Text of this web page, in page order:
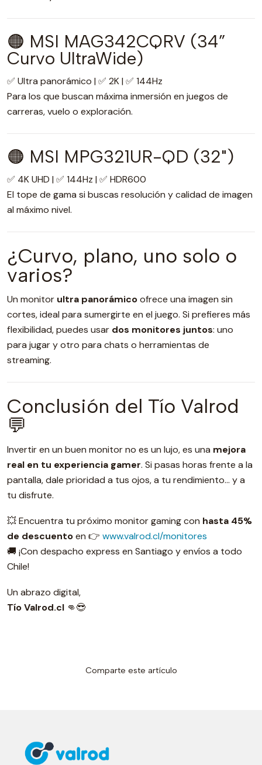
🟠 MSI MAG342CQRV (34”
Curvo UltraWide)
✅ Ultra panorámico | ✅ 2K | ✅ 144Hz
Para los que buscan máxima inmersión en juegos de
carreras, vuelo o exploración.
🟠 MSI MPG321UR-QD (32")
✅ 4K UHD | ✅ 144Hz | ✅ HDR600
El tope de gama si buscas resolución y calidad de imagen
al máximo nivel.
¿Curvo, plano, uno solo o
varios?
Un monitor ultra panorámicoofrece una imagen sin
cortes, ideal para sumergirte en el juego. Si prefieres más
flexibilidad, puedes usar dos monitores juntos: uno
para jugar y otro para chats o herramientas de
streaming.
Conclusión del Tío Valrod
💬
Invertir en un buen monitor no es un lujo, es una mejora
real en tu experiencia gamer. Si pasas horas frente a la
pantalla, dale prioridad a tus ojos, a tu rendimiento… y a
tu disfrute.
💥 Encuentra tu próximo monitor gaming con hasta 45%
de descuentoen 👉 www.valrod.cl/monitores
🚚 ¡Con despacho express en Santiago y envíos a todo
Chile!
Un abrazo digital,
Tío Valrod.cl 👊😎
Comparte este artículo